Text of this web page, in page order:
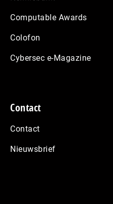
Computable Awards
Colofon
Cybersec e-Magazine
Contact
Contact
Nieuwsbrief